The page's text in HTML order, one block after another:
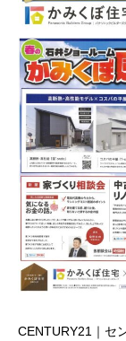
CENTURY21｜セ